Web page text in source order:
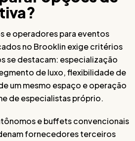
e operadores para eventos
no Brooklin exige critérios
se destacam: especialização
de luxo, flexibilidade de
um mesmo espaço e operação
de especialistas próprio.
e buffets convencionais
fornecedores terceiros